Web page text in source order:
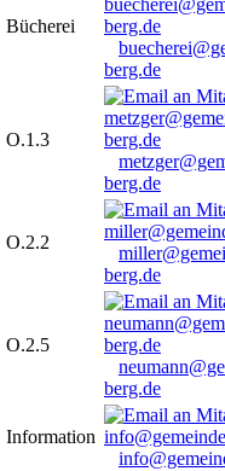
Bücherei
berg.de
O.1.3
berg.de
O.2.2
berg.de
O.2.5
berg.de
Information